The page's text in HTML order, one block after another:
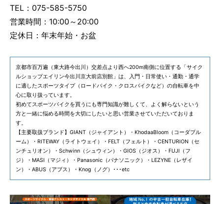
TEL：075-585-5750
営業時間：10:00～20:00
定休日：年末年始・お盆
京都市百万遍（東大路今出川）交差点より西へ200m南側に位置する「サイク
ルショップエイリン今出川京大前店別館」は、入門・日常使い・通勤・通学
に適したスポーツタイプ（ロードバイク・クロスバイクなど）の自転車を中
心に取り扱っています。
初めてスポーツバイクを買うにも専門知識が難しくて、よく解らないという
方と一緒に悩める時間を大切にしたいと思い営業させていただいておりま
す。
【主要取扱ブランド】GIANT（ジャイアント）・KhodaaBloom（コーダブル
ーム）・RITEWAY（ライトウェイ）・FELT（フェルト）・CENTURION（セ
ンチュリオン）・Schwinn（シュウィン）・GIOS（ジオス）・FUJI（フ
ジ）・MASI（マジィ）・Panasonic（パナソニック）・LEZYNE（レザイ
ン）・ABUS（アブス）・Knog（ノグ）･･･etc